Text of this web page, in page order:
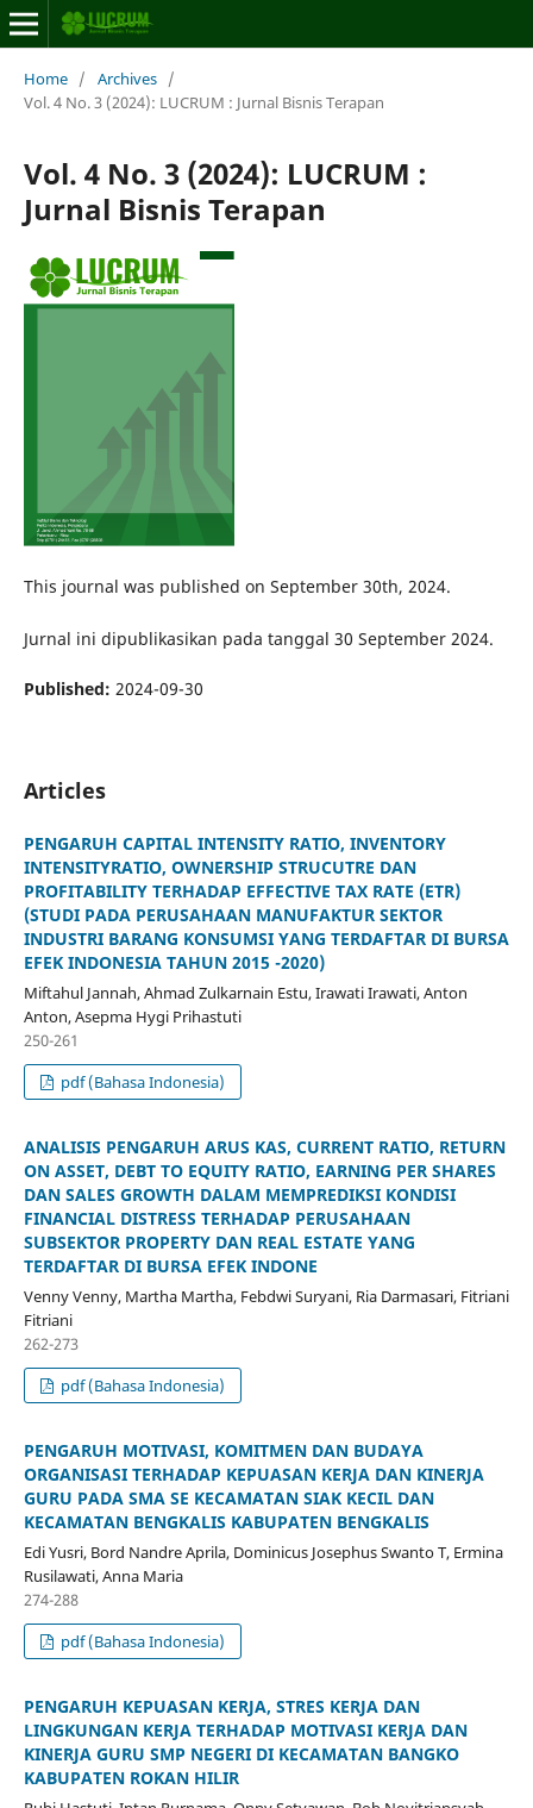
Home / Archives /
Vol. 4 No. 3 (2024): LUCRUM : Jurnal Bisnis Terapan
Vol. 4 No. 3 (2024): LUCRUM :
Jurnal Bisnis Terapan
This journal was published on September 30th, 2024.
Jurnal ini dipublikasikan pada tanggal 30 September 2024.
Published: 2024-09-30
Articles
PENGARUH CAPITAL INTENSITY RATIO, INVENTORY
INTENSITYRATIO, OWNERSHIP STRUCUTRE DAN
PROFITABILITY TERHADAP EFFECTIVE TAX RATE (ETR)
(STUDI PADA PERUSAHAAN MANUFAKTUR SEKTOR
INDUSTRI BARANG KONSUMSI YANG TERDAFTAR DI BURSA
EFEK INDONESIA TAHUN 2015 -2020)
Miftahul Jannah, Ahmad Zulkarnain Estu, Irawati Irawati, Anton
Anton, Asepma Hygi Prihastuti
250-261
pdf (Bahasa Indonesia)
ANALISIS PENGARUH ARUS KAS, CURRENT RATIO, RETURN
ON ASSET, DEBT TO EQUITY RATIO, EARNING PER SHARES
DAN SALES GROWTH DALAM MEMPREDIKSI KONDISI
FINANCIAL DISTRESS TERHADAP PERUSAHAAN
SUBSEKTOR PROPERTY DAN REAL ESTATE YANG
TERDAFTAR DI BURSA EFEK INDONE
Venny Venny, Martha Martha, Febdwi Suryani, Ria Darmasari, Fitriani
Fitriani
262-273
pdf (Bahasa Indonesia)
PENGARUH MOTIVASI, KOMITMEN DAN BUDAYA
ORGANISASI TERHADAP KEPUASAN KERJA DAN KINERJA
GURU PADA SMA SE KECAMATAN SIAK KECIL DAN
KECAMATAN BENGKALIS KABUPATEN BENGKALIS
Edi Yusri, Bord Nandre Aprila, Dominicus Josephus Swanto T, Ermina
Rusilawati, Anna Maria
274-288
pdf (Bahasa Indonesia)
PENGARUH KEPUASAN KERJA, STRES KERJA DAN
LINGKUNGAN KERJA TERHADAP MOTIVASI KERJA DAN
KINERJA GURU SMP NEGERI DI KECAMATAN BANGKO
KABUPATEN ROKAN HILIR